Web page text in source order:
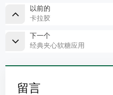
以前的
卡拉胶
下一个
经典夹心软糖应用
留言